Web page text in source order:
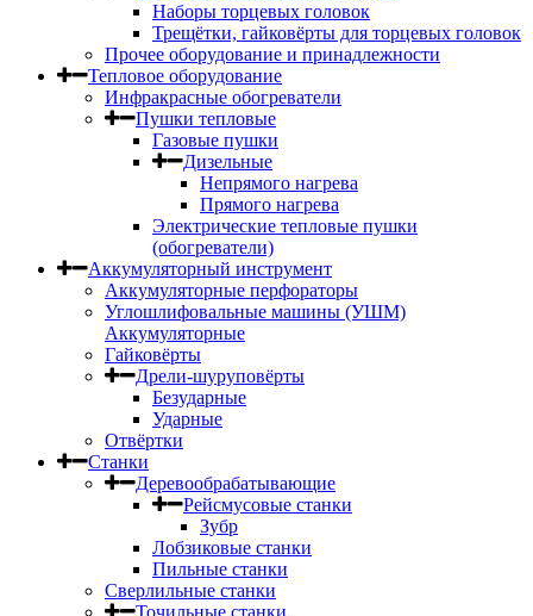
Наборы торцевых головок
Трещётки, гайковёрты для торцевых головок
Прочее оборудование и принадлежности
Тепловое оборудование
Инфракрасные обогреватели
Пушки тепловые
Газовые пушки
Дизельные
Непрямого нагрева
Прямого нагрева
Электрические тепловые пушки
(обогреватели)
Аккумуляторный инструмент
Аккумуляторные перфораторы
Углошлифовальные машины (УШМ)
Аккумуляторные
Гайковёрты
Дрели-шуруповёрты
Безударные
Ударные
Отвёртки
Станки
Деревообрабатывающие
Рейсмусовые станки
Зубр
Лобзиковые станки
Пильные станки
Сверлильные станки
Точильные станки